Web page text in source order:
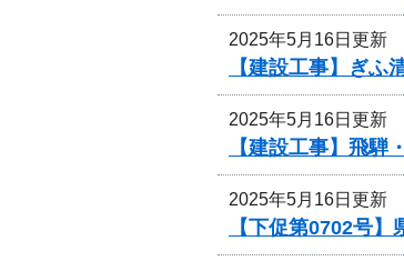
2025年5月16日更新
【建設工事】ぎ
2025年5月16日更新
【建設工事】飛
2025年5月16日更新
【下促第0702号